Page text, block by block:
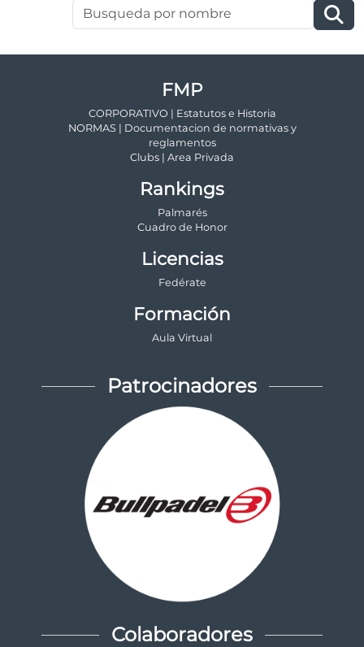
FMP
CORPORATIVO | Estatutos e Historia
NORMAS | Documentacion de normativas y
reglamentos
Clubs | Area Privada
Rankings
Palmarés
Cuadro de Honor
Licencias
Fedérate
Formación
Aula Virtual
Patrocinadores
Colaboradores